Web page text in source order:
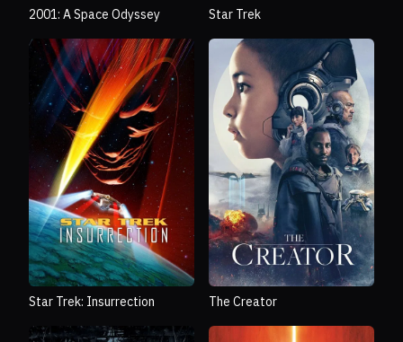
2001: A Space Odyssey Star Trek
Star Trek: Insurrection The Creator